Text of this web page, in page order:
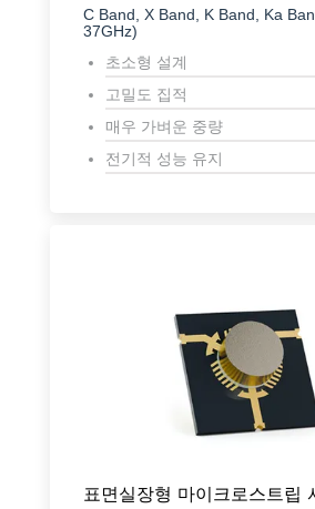
C Band, X Band, K Band, Ka
37GHz)
초소형 설계
고밀도 집적
매우 가벼운 중량
전기적 성능 유지
표면실장형 마이크로스트립